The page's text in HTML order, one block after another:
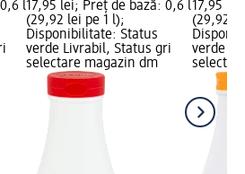
l17,95 lei; Preț de bază: 0,6 l
(29,92 lei pe 1 l);
Disponibilitate: Status
verde Livrabil, Status gri
selectare magazin dm
17,95
(29,92
verde